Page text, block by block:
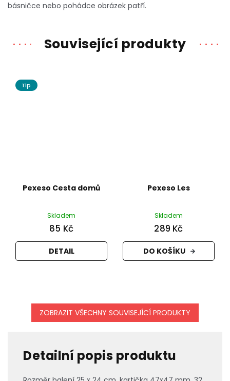
básničce nebo pohádce obrázek patří.
Související produkty
Tip
Pexeso Cesta domů
Skladem
85 Kč
DETAIL
Pexeso Les
Skladem
289 Kč
DO KOŠÍKU
ZOBRAZIT VŠECHNY SOUVISEJÍCÍ PRODUKTY
Detailní popis produktu